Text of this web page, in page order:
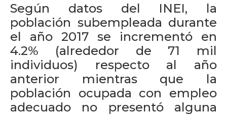
Según datos del INEI, la
población subempleada durante
el año 2017 se incrementó en
4.2% (alrededor de 71 mil
individuos) respecto al año
anterior mientras que la
población ocupada con empleo
adecuado no presentó alguna